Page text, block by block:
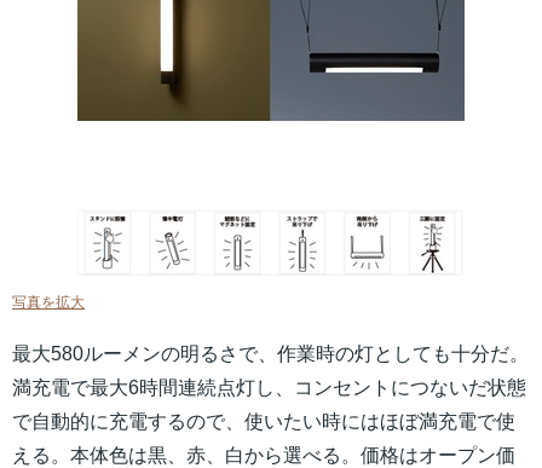
写真を拡大
最大580ルーメンの明るさで、作業時の灯としても十分だ。
満充電で最大6時間連続点灯し、コンセントにつないだ状態
で自動的に充電するので、使いたい時にはほぼ満充電で使
える。本体色は黒、赤、白から選べる。価格はオープン価